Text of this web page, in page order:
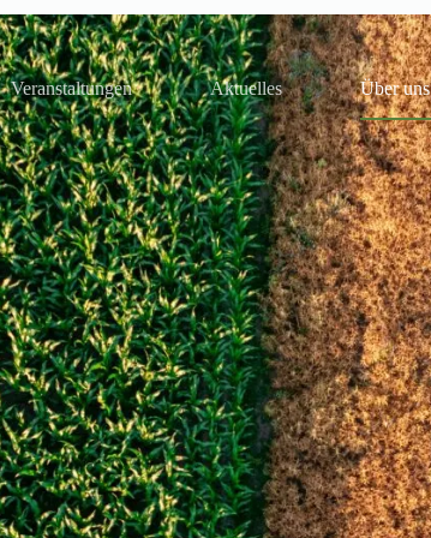
Veranstaltungen Aktuelles Über uns